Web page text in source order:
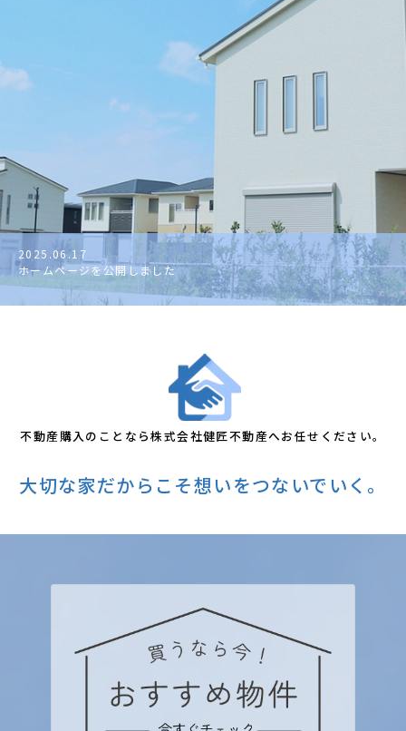
2025.06.17
ホームページを公開しました
不動産購入のことなら株式会社健匠不動産へお任せください。
大切な家だからこそ想いをつないでいく。